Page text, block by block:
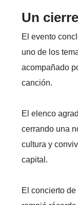
Un
El evento
uno de los
acompañado
canción.
El elenco
cerrando una
cultura y
capital.
El concierto de